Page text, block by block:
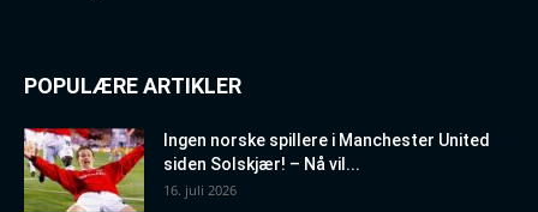
POPULÆRE ARTIKLER
Ingen norske spillere i Manchester United
siden Solskjær! – Nå vil...
16. juli 2026